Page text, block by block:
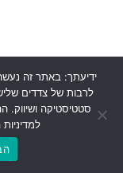
לרבות של צדדים
סטטיסטיקה